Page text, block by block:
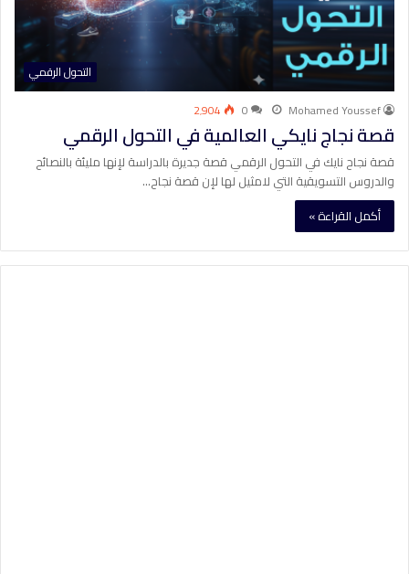
التحول الرقمي
Mohamed Youssef
0 2٬904
قصة نجاج نايكي العالمية في التحول الرقمي
قصة نجاح نايك في التحول الرقمي قصة جديرة بالدراسة لإنها مليئة بالنصائح
والدروس التسويقية التي لامثيل لها لإن قصة نجاح…
أكمل القراءة »